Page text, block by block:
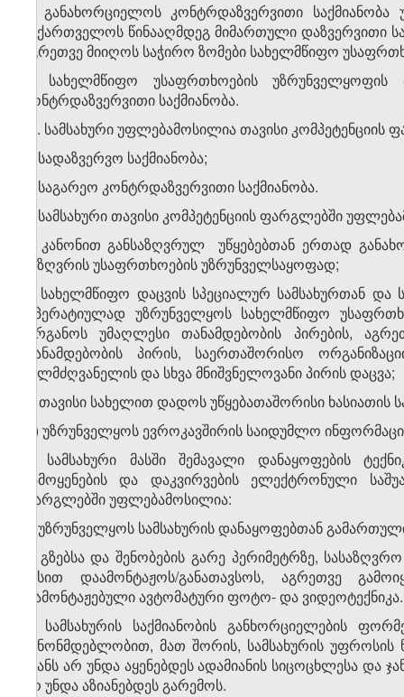
ა) განახორციელოს კონტრდაზვერვითი საქმიანობა
საქართველოს წინააღმდეგ მიმართული დაზვერვითი
აგრეთვე მიიღოს საჭირო ზომები სახელმწიფო
ბ) სახელმწიფო უსაფრთხოების
კონტრდაზვერვითი საქმიანობა.
. სამსახური უფლებამოსილია თავისი
ა) სადაზვერვო საქმიანობა;
ბ) საგარეო კონტრდაზვერვითი საქმიანობა.
4. სამსახური თავისი კომპეტენციის ფარგლებში
ა) კანონით განსაზღვრულ უწყებებთან ერთად
საზღვრის უსაფრთხოების უზრუნველსაყოფად;
ბ) სახელმწიფო დაცვის სპეციალურ სამსახურთან
ოპერატიულად უზრუნველყოს სახელმწიფო
ორგანოს უმაღლესი თანამდებობის პირების,
თანამდებობის პირის, საერთაშორისო
ხელმძღვანელის და სხვა მნიშვნელოვანი პირის დაცვა;
თავისი სახელით დადოს უწყებათაშორისი
დ) უზრუნველყოს ევროკავშირის საიდუმლო
5. სამსახური მასში შემავალი დანაყოფების
გამოყენების და დაკვირვების ელექტრონული
ფარგლებში უფლებამოსილია:
ა) უზრუნველყოს სამსახურის დანაყოფებთან
ბ) გზებსა და შენობების გარე პერიმეტრზე,
წესით დაამონტაჟოს/განათავსოს, აგრეთვე
დამონტაჟებული ავტომატური ფოტო- და ვიდეოტექნიკა.
6. სამსახურის საქმიანობის განხორციელების
კანონმდებლობით, მათ შორის, სამსახურის
ზიანს არ უნდა აყენებდეს ადამიანის სიცოცხლესა
არ უნდა აზიანებდეს გარემოს.